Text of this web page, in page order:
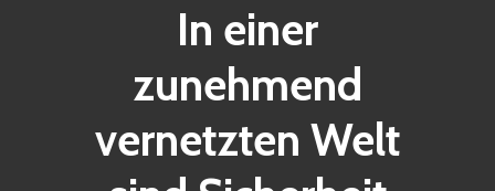
In einer
zunehmend
vernetzten Welt